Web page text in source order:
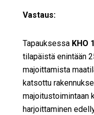
Vastaus:
Tapauksessa KHO
tilapäistä enintään
majoittamista
katsottu
majoitustoimintaan
harjoittaminen